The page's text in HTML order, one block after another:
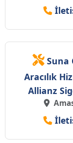
Suna
Aracılık
Allianz